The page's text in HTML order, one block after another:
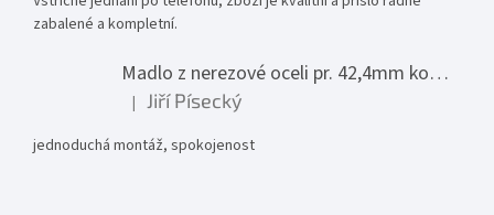
zabalené a kompletní.
Madlo z nerezové oceli pr. 42,4mm komplet - model 0116 - 3000mm
Hodnocení produktu je 5 z 5 hvězdiček.
| Jiří Písecký
jednoduchá montáž, spokojenost